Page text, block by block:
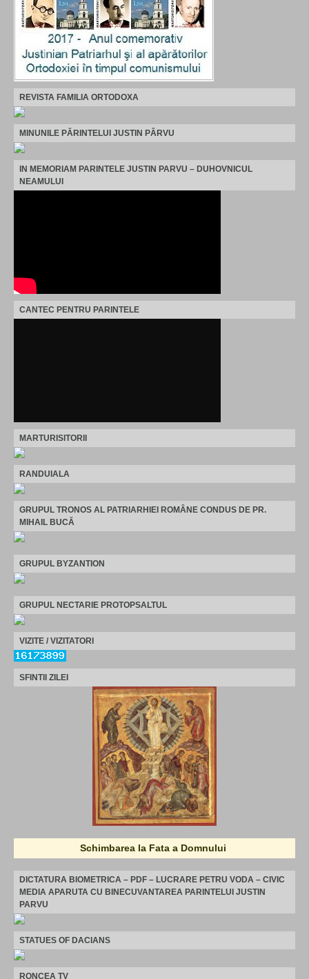
REVISTA FAMILIA ORTODOXA
MINUNILE PĂRINTELUI JUSTIN PÂRVU
IN MEMORIAM PARINTELE JUSTIN PARVU – DUHOVNICUL
NEAMULUI
CANTEC PENTRU PARINTELE
MARTURISITORII
RANDUIALA
GRUPUL TRONOS AL PATRIARHIEI ROMÂNE CONDUS DE PR.
MIHAIL BUCĂ
GRUPUL BYZANTION
GRUPUL NECTARIE PROTOPSALTUL
VIZITE / VIZITATORI
SFINTII ZILEI
Schimbarea la Fata a Domnului
DICTATURA BIOMETRICA – PDF – LUCRARE PETRU VODA – CIVIC
MEDIA APARUTA CU BINECUVANTAREA PARINTELUI JUSTIN
PARVU
STATUES OF DACIANS
RONCEA TV